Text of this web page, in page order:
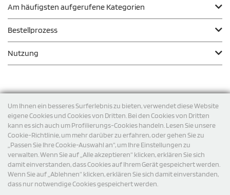
Um Ihnen ein besseres Surferlebnis zu bieten, verwendet diese Website
eigene Cookies und Cookies von Dritten. Bei den Cookies von Dritten
kann es sich auch um Profilierungs-Cookies handeln. Lesen Sie unsere
Cookie-Richtlinie, um mehr darüber zu erfahren, oder gehen Sie zu
„Passen Sie Ihre Cookie-Auswahl an“, um Ihre Einstellungen zu
verwalten. Wenn Sie auf „Alle akzeptieren“ klicken, erklären Sie sich
damit einverstanden, dass Cookies auf Ihrem Gerät gespeichert werden.
Wenn Sie auf „Ablehnen“ klicken, erklären Sie sich damit einverstanden,
dass nur notwendige Cookies gespeichert werden.
Am häufigsten aufgerufene Kategorien
Bestellprozess
Nutzung
Versand